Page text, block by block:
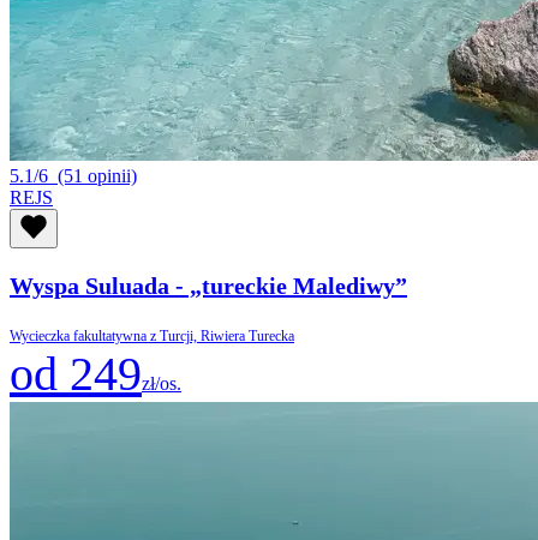
5.1/6 (51 opinii)
REJS
Wyspa Suluada - „tureckie Malediwy”
Wycieczka fakultatywna z Turcji, Riwiera Turecka
od 249zł/os.